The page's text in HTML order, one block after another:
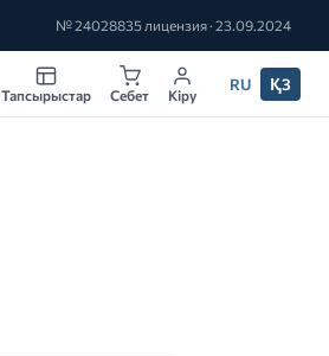
№ 24028835 лицензия · 23.09.2024
Тапсырыстар Себет Кіру
RU ҚЗ